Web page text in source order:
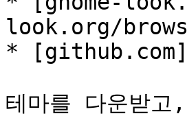
look.org/
*
테마를 다운받